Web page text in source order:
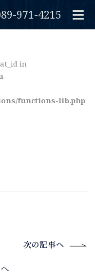
971-4215
in
functions-lib.php
次の記事へ